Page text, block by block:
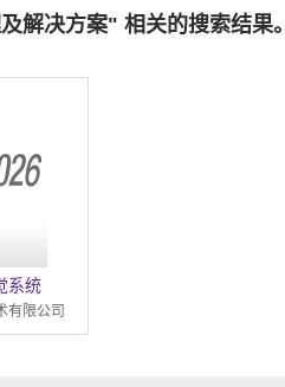
解决方案" 相关的搜索结果。
系统
有限公司